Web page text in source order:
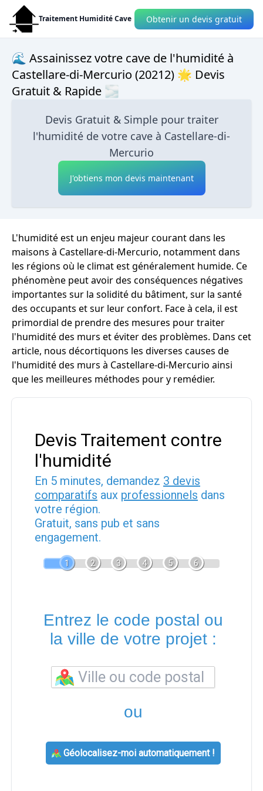
Traitement Humidité Cave Obtenir un devis gratuit
🌊 Assainissez votre cave de l'humidité à
Castellare-di-Mercurio (20212) 🌟 Devis
Gratuit & Rapide 🌫
Devis Gratuit & Simple pour traiter
l'humidité de votre cave à Castellare-di-
Mercurio
J'obtiens mon devis maintenant
L'humidité est un enjeu majeur courant dans les
maisons à Castellare-di-Mercurio, notamment dans
les régions où le climat est généralement humide. Ce
phénomène peut avoir des conséquences négatives
importantes sur la solidité du bâtiment, sur la santé
des occupants et sur leur confort. Face à cela, il est
primordial de prendre des mesures pour traiter
l'humidité des murs et éviter des problèmes. Dans cet
article, nous décortiquons les diverses causes de
l'humidité des murs à Castellare-di-Mercurio ainsi
que les meilleures méthodes pour y remédier.
Devis Traitement contre
l'humidité
En 5 minutes, demandez 3 devis
comparatifs aux professionnels dans
votre région.
Gratuit, sans pub et sans
engagement.
1 2 3 4 5 6
Entrez le code postal ou
la ville de votre projet :
ou
Géolocalisez-moi automatiquement !